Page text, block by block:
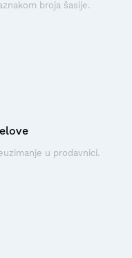
broja šasije.
u prodavnici.